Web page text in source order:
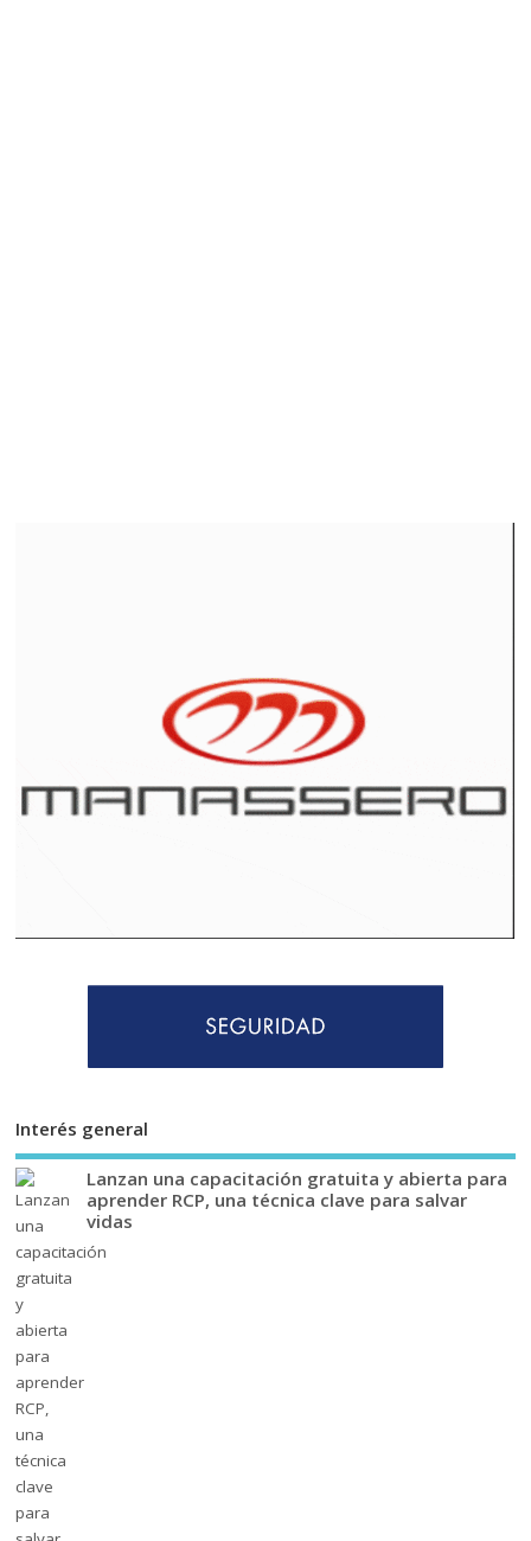
Interés general
Lanzan una capacitación gratuita y abierta para
aprender RCP, una técnica clave para salvar
vidas